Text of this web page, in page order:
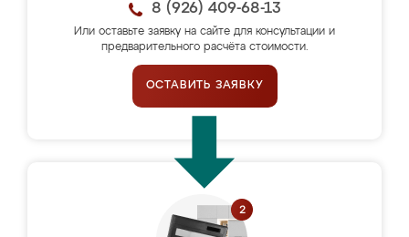
8 (926) 409-68-13
Или оставьте заявку на сайте для консультации и
предварительного расчёта стоимости.
ОСТАВИТЬ ЗАЯВКУ